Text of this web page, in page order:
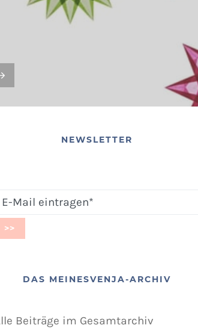
NEWSLETTER
DAS MEINESVENJA-ARCHIV
Beiträge im Gesamtarchiv